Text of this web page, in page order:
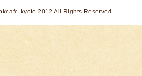
kyoto 2012 All Rights Reserved.